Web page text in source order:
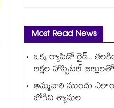
Most Read News
ఒక్క ర్యాపిడో రైడ్..
లక్షల హాస్పిటల్
అమ్మవారి ముందు
జోగిని శ్యామల